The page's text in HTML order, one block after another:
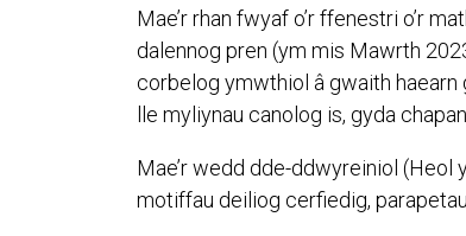
Mae’r rhan fwyaf o’r ffenestri o’r
dalennog pren (ym mis Mawrth
corbelog ymwthiol â gwaith haearn
lle myliynau canolog is, gyda
Mae’r wedd dde-ddwyreiniol
motiffau deiliog cerfiedig,